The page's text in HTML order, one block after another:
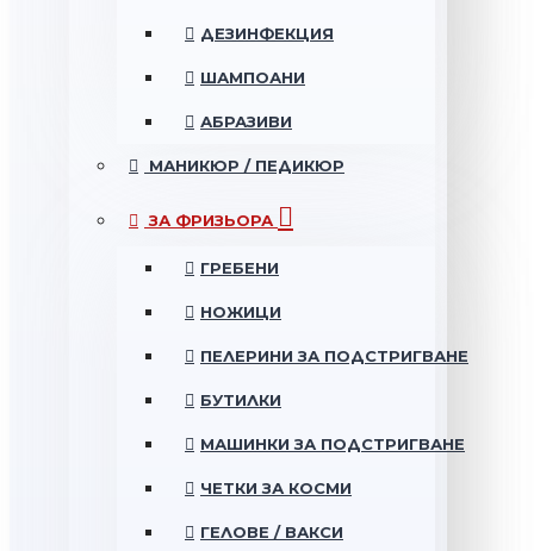
ДЕЗИНФЕКЦИЯ
ШАМПОАНИ
АБРАЗИВИ
МАНИКЮР / ПЕДИКЮР
ЗА ФРИЗЬОРА
ГРЕБЕНИ
НОЖИЦИ
ПЕЛЕРИНИ ЗА ПОДСТРИГВАНЕ
БУТИЛКИ
МАШИНКИ ЗА ПОДСТРИГВАНЕ
ЧЕТКИ ЗА КОСМИ
ГЕЛОВЕ / ВАКСИ